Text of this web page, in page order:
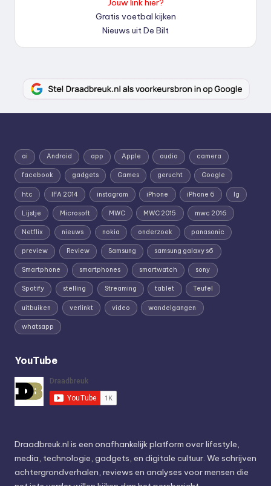
Jouw link hier?
Gratis voetbal kijken
Nieuws uit De Bilt
ai Android app Apple audio camera
facebook gadgets Games gerucht Google
htc IFA 2014 instagram iPhone iPhone 6 lg
Lijstje Microsoft MWC MWC 2015 mwc 2016
Netflix nieuws nokia onderzoek panasonic
preview Review Samsung samsung galaxy s6
Smartphone smartphones smartwatch sony
Spotify stelling Streaming tablet Teufel
uitbuiken verlinkt video wandelgangen
whatsapp
YouTube
Draadbreuk.nl is een onafhankelijk platform over lifestyle,
media, technologie, gadgets, en digitale cultuur. We schrijven
achtergrondverhalen, reviews en analyses voor mensen die